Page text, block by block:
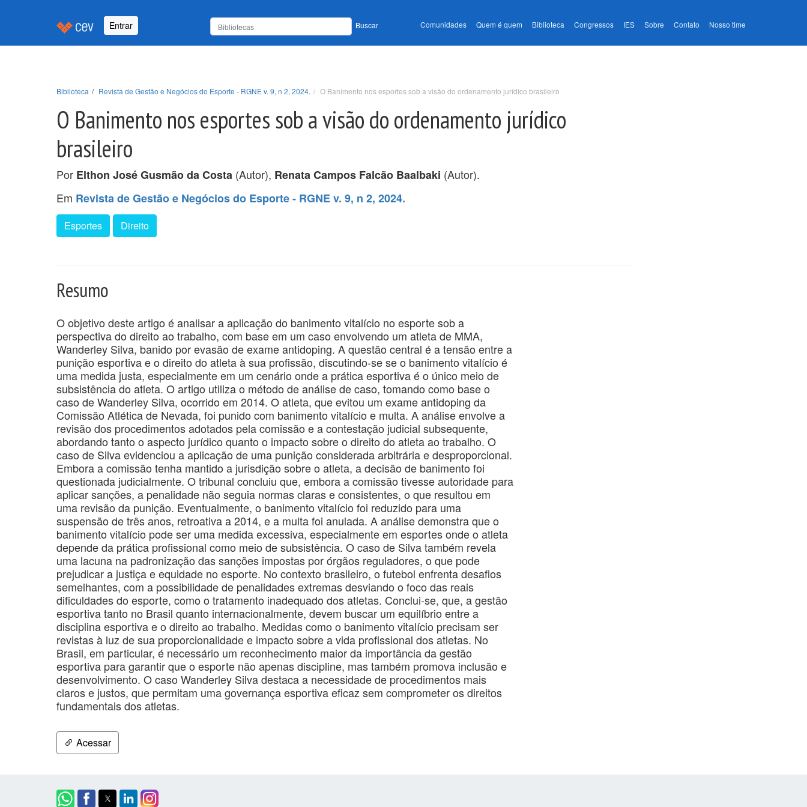
Entrar Buscar Comunidades Quem é quem Biblioteca Congressos IES Sobre Contato Nosso time
Biblioteca Revista de Gestão e Negócios do Esporte - RGNE v. 9, n 2, 2024. O Banimento nos esportes sob a visão do ordenamento jurídico brasileiro
O Banimento nos esportes sob a visão do ordenamento jurídico
brasileiro
Por Elthon José Gusmão da Costa (Autor), Renata Campos Falcão Baalbaki (Autor).
Em Revista de Gestão e Negócios do Esporte - RGNE v. 9, n 2, 2024.
Esportes Direito
Resumo
O objetivo deste artigo é analisar a aplicação do banimento vitalício no esporte sob a
perspectiva do direito ao trabalho, com base em um caso envolvendo um atleta de MMA,
Wanderley Silva, banido por evasão de exame antidoping. A questão central é a tensão entre a
punição esportiva e o direito do atleta à sua profissão, discutindo-se se o banimento vitalício é
uma medida justa, especialmente em um cenário onde a prática esportiva é o único meio de
subsistência do atleta. O artigo utiliza o método de análise de caso, tomando como base o
caso de Wanderley Silva, ocorrido em 2014. O atleta, que evitou um exame antidoping da
Comissão Atlética de Nevada, foi punido com banimento vitalício e multa. A análise envolve a
revisão dos procedimentos adotados pela comissão e a contestação judicial subsequente,
abordando tanto o aspecto jurídico quanto o impacto sobre o direito do atleta ao trabalho. O
caso de Silva evidenciou a aplicação de uma punição considerada arbitrária e desproporcional.
Embora a comissão tenha mantido a jurisdição sobre o atleta, a decisão de banimento foi
questionada judicialmente. O tribunal concluiu que, embora a comissão tivesse autoridade para
aplicar sanções, a penalidade não seguia normas claras e consistentes, o que resultou em
uma revisão da punição. Eventualmente, o banimento vitalício foi reduzido para uma
suspensão de três anos, retroativa a 2014, e a multa foi anulada. A análise demonstra que o
banimento vitalício pode ser uma medida excessiva, especialmente em esportes onde o atleta
depende da prática profissional como meio de subsistência. O caso de Silva também revela
uma lacuna na padronização das sanções impostas por órgãos reguladores, o que pode
prejudicar a justiça e equidade no esporte. No contexto brasileiro, o futebol enfrenta desafios
semelhantes, com a possibilidade de penalidades extremas desviando o foco das reais
dificuldades do esporte, como o tratamento inadequado dos atletas. Conclui-se, que, a gestão
esportiva tanto no Brasil quanto internacionalmente, devem buscar um equilíbrio entre a
disciplina esportiva e o direito ao trabalho. Medidas como o banimento vitalício precisam ser
revistas à luz de sua proporcionalidade e impacto sobre a vida profissional dos atletas. No
Brasil, em particular, é necessário um reconhecimento maior da importância da gestão
esportiva para garantir que o esporte não apenas discipline, mas também promova inclusão e
desenvolvimento. O caso Wanderley Silva destaca a necessidade de procedimentos mais
claros e justos, que permitam uma governança esportiva eficaz sem comprometer os direitos
fundamentais dos atletas.
Acessar